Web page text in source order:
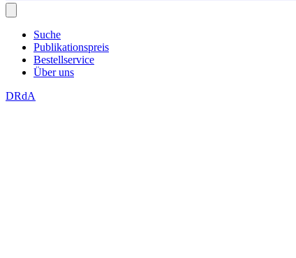
Suche
Publikationspreis
Bestellservice
Über uns
DRdA